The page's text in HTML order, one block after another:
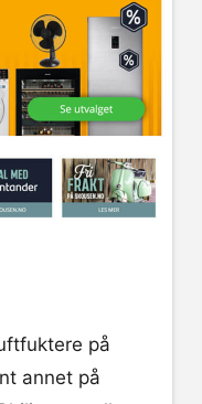
på
annet på